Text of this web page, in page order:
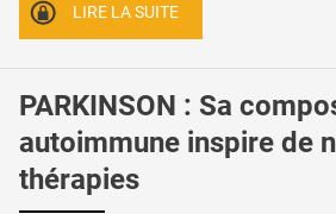
LIRE LA SUITE
PARKINSON : Sa
autoimmune inspire de
thérapies